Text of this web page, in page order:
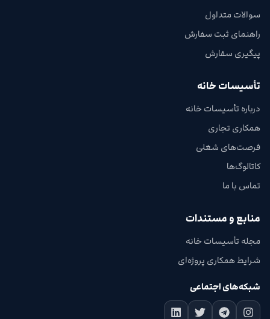
سوالات متداول
راهنمای ثبت سفارش
پیگیری سفارش
تأسیسات خانه
درباره تأسیسات خانه
همکاری تجاری
فرصت‌های شغلی
کاتالوگ‌ها
تماس با ما
منابع و مستندات
مجله تأسیسات خانه
شرایط همکاری پروژه‌ای
شبکه‌های اجتماعی